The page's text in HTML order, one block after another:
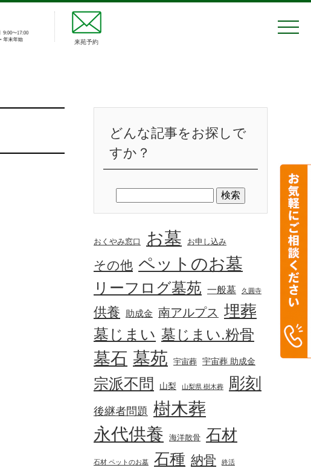
来苑予約
どんな記事をお探しで
すか？
おくやみ窓口 お墓 お申し込み
その他 ペットのお墓
リーフログ墓苑 一般墓 久圓寺
供養 助成金 南アルプス 埋葬
墓じまい 墓じまい.粉骨
墓石 墓苑 宇宙葬 宇宙葬 助成金
宗派不問 山梨 山梨県 樹木葬 彫刻
後継者問題 樹木葬
永代供養 海洋散骨 石材
石材 ペットのお墓 石種 納骨 終活